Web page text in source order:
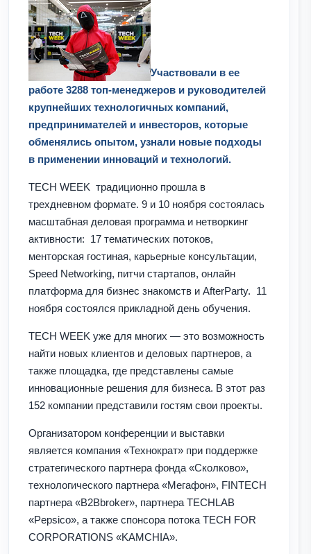
Участвовали в ее
работе 3288 топ-менеджеров и руководителей
крупнейших технологичных компаний,
предпринимателей и инвесторов, которые
обменялись опытом, узнали новые подходы
в применении инноваций и технологий.
TECH WEEK традиционно прошла в
трехдневном формате. 9 и 10 ноября состоялась
масштабная деловая программа и нетворкинг
активности: 17 тематических потоков,
менторская гостиная, карьерные консультации,
Speed Networking, питчи стартапов, онлайн
платформа для бизнес знакомств и AfterParty. 11
ноября состоялся прикладной день обучения.
TECH WEEK уже для многих — это возможность
найти новых клиентов и деловых партнеров, а
также площадка, где представлены самые
инновационные решения для бизнеса. В этот раз
152 компании представили гостям свои проекты.
Организатором конференции и выставки
является компания «Технократ» при поддержке
стратегического партнера фонда «Сколково»,
технологического партнера «Мегафон», FINTECH
партнера «B2Bbroker», партнера TECHLAB
«Pepsico», а также спонсора потока TECH FOR
CORPORATIONS «KAMCHIA».